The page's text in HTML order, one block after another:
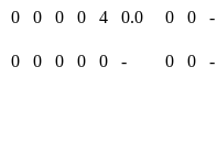
0 0 0 0 4 0.0 0 0 -
0 0 0 0 0 - 0 0 -